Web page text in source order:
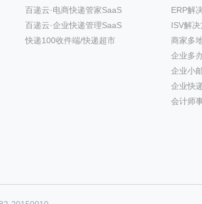
百递云·电商快递管家SaaS
百递云·企业快递管理SaaS
快递100收件端/快递超市
ERP解
ISV解决
商家多
企业多
企业小
企业快
会计师